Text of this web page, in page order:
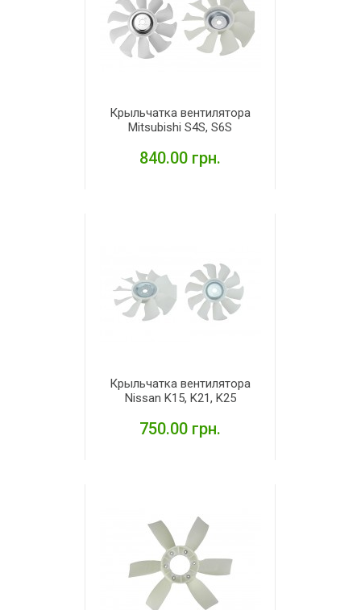
Крыльчатка вентилятора
Mitsubishi S4S, S6S
840.00 грн.
Крыльчатка вентилятора
Nissan K15, K21, K25
750.00 грн.